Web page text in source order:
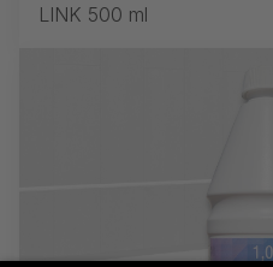
LINK 500 ml